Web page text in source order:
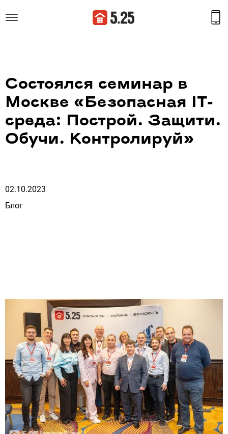
Состоялся семинар в
Москве «Безопасная IT-
среда: Построй. Защити.
Обучи. Контролируй»
02.10.2023
Блог